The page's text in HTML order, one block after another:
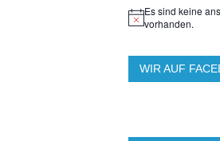
Hinweis
Es sind keine
vorhanden.
WIR AUF